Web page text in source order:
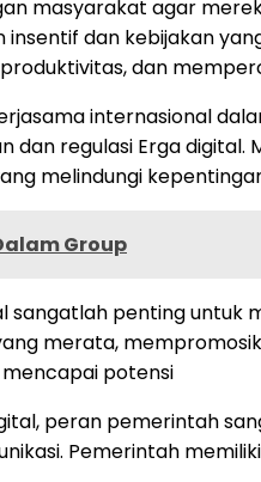
masyarakat agar
dan kebijakan
dan
internasional
regulasi Erga
melindungi
Group
penting
merata,
potensi
peran pemerintah
Pemerintah